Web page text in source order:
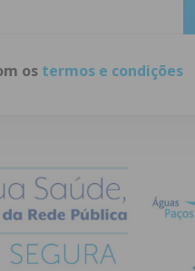
os termos e condições